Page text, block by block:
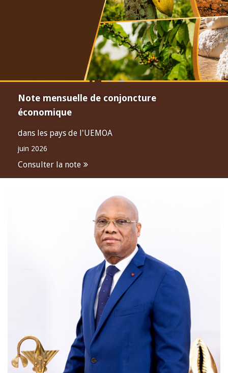
Note mensuelle de conjoncture
économique
dans les pays de l'UEMOA
juin 2026
Consulter la note